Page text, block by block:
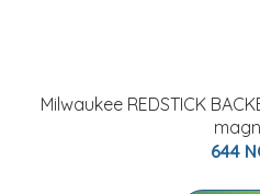
Milwaukee REDSTICK
644